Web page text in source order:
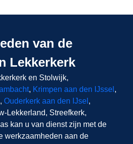
van de
Lekkerkerk
en Stolwijk,
, Krimpen aan den IJssel ,
Ouderkerk aan den IJsel ,
Lekkerland, Streefkerk,
kan u van dienst zijn met de
werkzaamheden aan de